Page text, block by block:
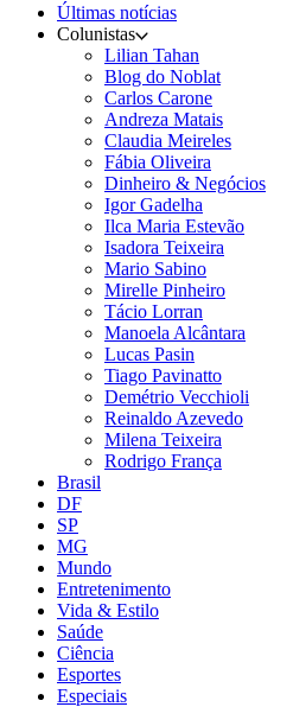
Últimas notícias
Colunistas
Lilian Tahan
Blog do Noblat
Carlos Carone
Andreza Matais
Claudia Meireles
Fábia Oliveira
Dinheiro & Negócios
Igor Gadelha
Ilca Maria Estevão
Isadora Teixeira
Mario Sabino
Mirelle Pinheiro
Tácio Lorran
Manoela Alcântara
Lucas Pasin
Tiago Pavinatto
Demétrio Vecchioli
Reinaldo Azevedo
Milena Teixeira
Rodrigo França
Brasil
DF
SP
MG
Mundo
Entretenimento
Vida & Estilo
Saúde
Ciência
Esportes
Especiais